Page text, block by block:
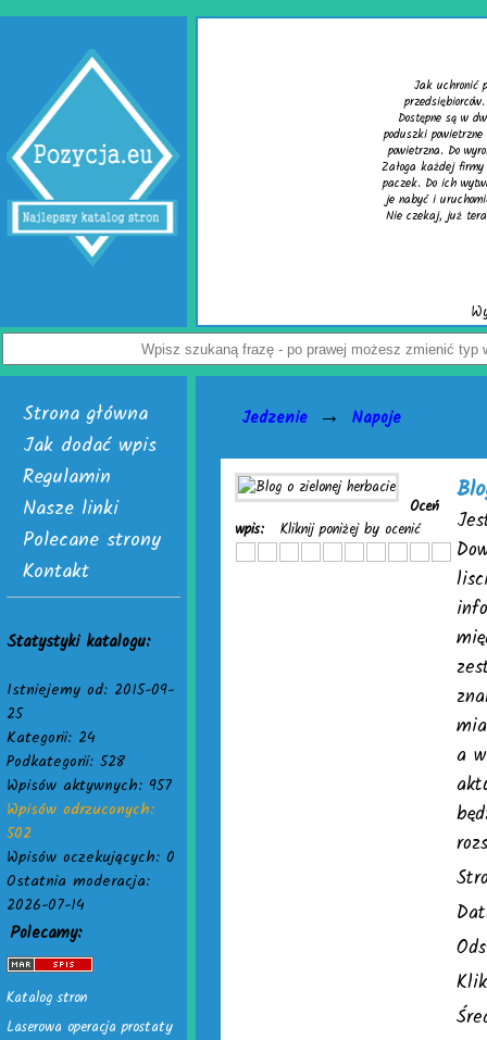
paczkę przed uszkodzeniem? Z tym pytaniem zmaga się wielu
Rozwiązaniem problemu są skuteczne wypełniacze do kartonów.
dwóch, interesujących wersjach. Pierwsza to cieszące się uznaniem
do paczek. Alternatywą dla nich jest chroniąca równie dobrze mata
wymienionych wersji służy folia biodegradowalna do pakowania.
handlowej mogą w łatwy sposób tworzyć wspomniane wypełniacze do
skonstruowano markowe urządzenia activaAir. Trzeba tylko
Skończą się problemy z częstymi zwrotami uszkodzonego towaru.
odwiedź stronę activaair.pl. Znajdziesz na niej pełną ofertę firmy
activaAir.
Strona główna
Jak dodać wpis
Regulamin
Nasze linki
Polecane strony
Kontakt
Statystyki katalogu:
Istniejemy od: 2015-09-
25
Kategorii: 24
Podkategorii: 528
Wpisów aktywnych: 957
Wpisów odrzuconych:
502
Wpisów oczekujących: 0
Ostatnia moderacja:
2026-07-14
Polecamy:
Katalog stron
Laserowa operacja prostaty
Jedzenie → Napoje
Oceń
wpis:
Kliknij poniżej by ocenić
a